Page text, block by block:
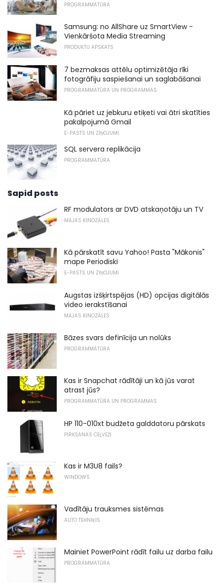
PROGRAMMATŪRA
Samsung: no AllShare uz SmartView -
Vienkāršota Media Streaming
PRODUKTU APSKATS
7 bezmaksas attēlu optimizētāja rīki
fotogrāfiju saspiešanai un saglabāšanai
PROGRAMMATŪRA UN PROGRAMMAS
Kā pāriet uz jebkuru etiķeti vai ātri skatīties
pakalpojumā Gmail
E-PASTS UN ZIŅOJUMI
SQL servera replikācija
PROGRAMMATŪRA
Sapid posts
RF modulators ar DVD atskaņotāju un TV
MĀJAS KINOZĀLES
Kā pārskatīt savu Yahoo! Pasta "Mākonis"
mape Periodiski
E-PASTS UN ZIŅOJUMI
Augstas izšķirtspējas (HD) opcijas digitālās
video ierakstīšanai
MĀJAS KINOZĀLES
Bāzes svars definīcija un nolūks
PROGRAMMATŪRA
Kas ir Snapchat rādītāji un kā jūs varat
atrast jūs?
PROGRAMMATŪRA UN PROGRAMMAS
HP 110-010xt budžeta galddatoru pārskats
PIRKŠANAS CEĻVEŽI
Kas ir M3U8 fails?
WINDOWS
Vadītāju trauksmes sistēmas
AUTO TEHNIĶIS
Mainiet PowerPoint rādīt failu uz darba failu
PROGRAMMATŪRA